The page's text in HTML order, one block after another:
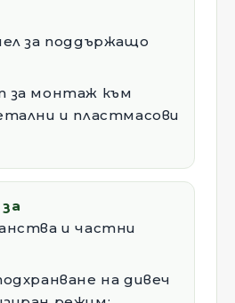
за поддържащо
за монтаж към
и пластмасови
и частни
на дивеч